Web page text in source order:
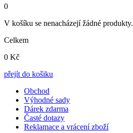
0
V košíku se nenacházejí žádné produkty.
Celkem
0 Kč
přejít do košiku
Obchod
Výhodné sady
Dárek zdarma
Časté dotazy
Reklamace a vrácení zboží